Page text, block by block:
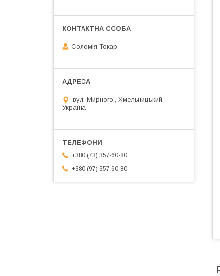
Соломія Токар
вул. Мирного., Хмельницький,
Україна
+380 (73) 357-60-80
+380 (97) 357-60-80